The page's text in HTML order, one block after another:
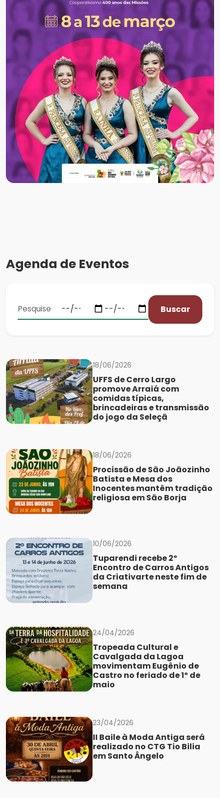
Agenda de Eventos
Buscar
18/06/2026
UFFS de Cerro Largo
promove Arraiá com
comidas típicas,
brincadeiras e transmissão
do jogo da Seleçã
18/06/2026
Procissão de São Joãozinho
Batista e Mesa dos
Inocentes mantêm tradição
religiosa em São Borja
10/06/2026
Tuparendi recebe 2º
Encontro de Carros Antigos
da Criativarte neste fim de
semana
24/04/2026
Tropeada Cultural e
Cavalgada da Lagoa
movimentam Eugênio de
Castro no feriado de 1º de
maio
23/04/2026
II Baile à Moda Antiga será
realizado no CTG Tio Bilia
em Santo Ângelo